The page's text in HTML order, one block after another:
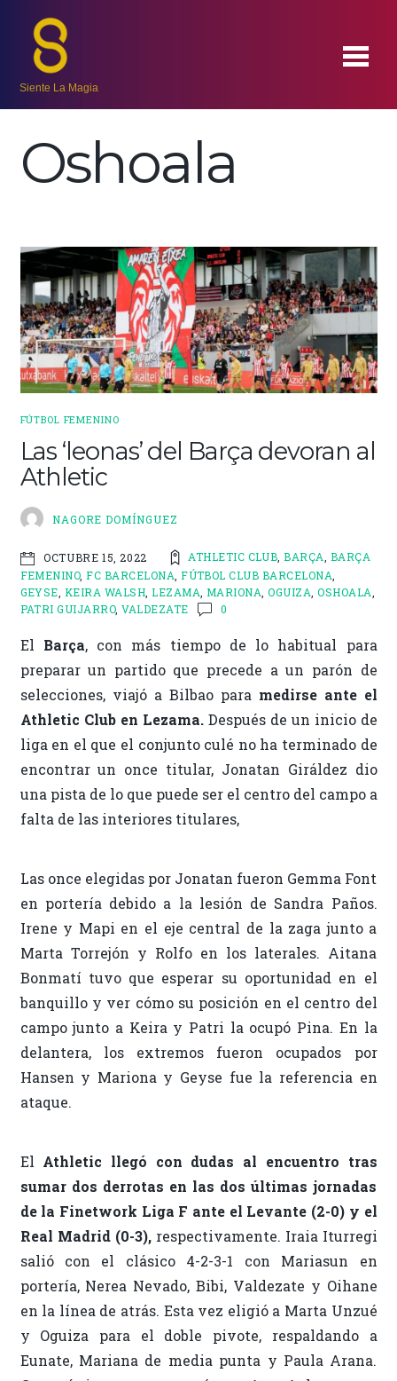
Siente La Magia
Oshoala
FÚTBOL FEMENINO
Las ‘leonas’ del Barça devoran al
Athletic
NAGORE DOMÍNGUEZ
OCTUBRE 15, 2022 ATHLETIC CLUB ,BARÇA BARÇA
FEMENINO,FC BARCELONA ,FÚTBOL CLUB BARCELONA
GEYSE KEIRA WALSH ,LEZAMA MARIONA ,OGUIZA ,OSHOALA
PATRI GUIJARRO,VALDEZATE 0
El Barça, con más tiempo de lo habitual para
preparar un partido que precede a un parón de
selecciones, viajó a Bilbao para medirse ante el
Athletic Club en Lezama.Después de un inicio de
liga en el que el conjunto culé no ha terminado de
encontrar un once titular, Jonatan Giráldez dio
una pista de lo que puede ser el centro del campo a
falta de las interiores titulares,
Las once elegidas por Jonatan fueron Gemma Font
en portería debido a la lesión de Sandra Paños.
Irene y Mapi en el eje central de la zaga junto a
Marta Torrejón y Rolfo en los laterales. Aitana
Bonmatí tuvo que esperar su oportunidad en el
banquillo y ver cómo su posición en el centro del
campo junto a Keira y Patri la ocupó Pina. En la
delantera, los extremos fueron ocupados por
Hansen y Mariona y Geyse fue la referencia en
ataque.
El Athletic llegó con dudas al encuentro tras
sumar dos derrotas en las dos últimas jornadas
de la Finetwork Liga F ante el Levante (2-0) y el
Real Madrid (0-3),respectivamente. Iraia Iturregi
salió con el clásico 4-2-3-1 con Mariasun en
portería, Nerea Nevado, Bibi, Valdezate y Oihane
en la línea de atrás. Esta vez eligió a Marta Unzué
y Oguiza para el doble pivote, respaldando a
Eunate, Mariana de media punta y Paula Arana.